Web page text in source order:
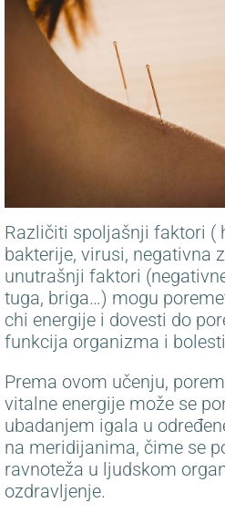
Različiti spoljašnji faktori (
bakterije, virusi, negativna
unutrašnji faktori
tuga, briga…) mogu
chi energije i dovesti do
funkcija organizma i
Prema ovom učenju,
vitalne energije može se
ubadanjem igala u
na meridijanima, čime se
ravnoteža u ljudskom
ozdravljenje.